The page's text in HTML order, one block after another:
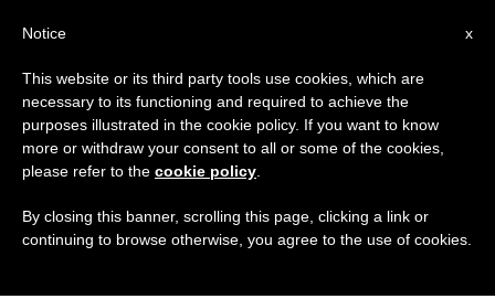
x
Notice
This website or its third party tools use cookies, which are
necessary to its functioning and required to achieve the
purposes illustrated in the cookie policy. If you want to know
more or withdraw your consent to all or some of the cookies,
please refer to the cookie policy
By closing this banner, scrolling this page, clicking a link or
continuing to browse otherwise, you agree to the use of cookies.